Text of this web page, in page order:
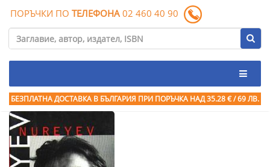
ПОРЪЧКИ ПО ТЕЛЕФОНА 02 460 40 90
БЕЗПЛАТНА ДОСТАВКА В БЪЛГАРИЯ ПРИ ПОРЪЧКА НАД 35.28 € / 69 ЛВ.